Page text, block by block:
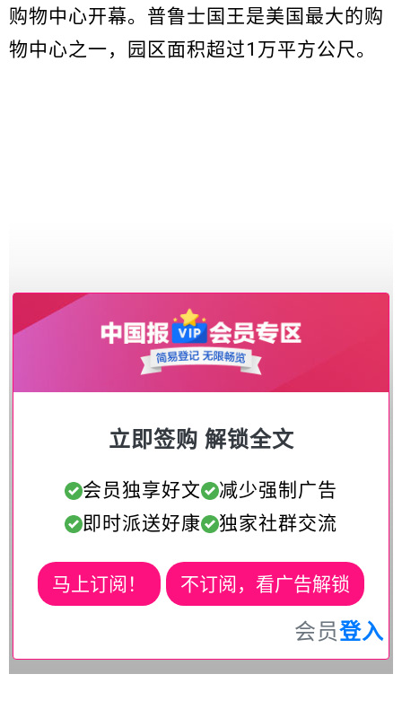
购物中心开幕。普鲁士国王是美国最大的购
物中心之一，园区面积超过1万平方公尺。
立即签购 解锁全文
会员独享好文
减少强制广告
即时派送好康
独家社群交流
马上订阅！ 不订阅，看广告解锁
会员登入